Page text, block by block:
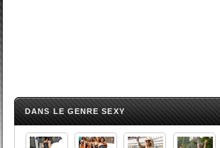
DANS LE GENRE SEXY